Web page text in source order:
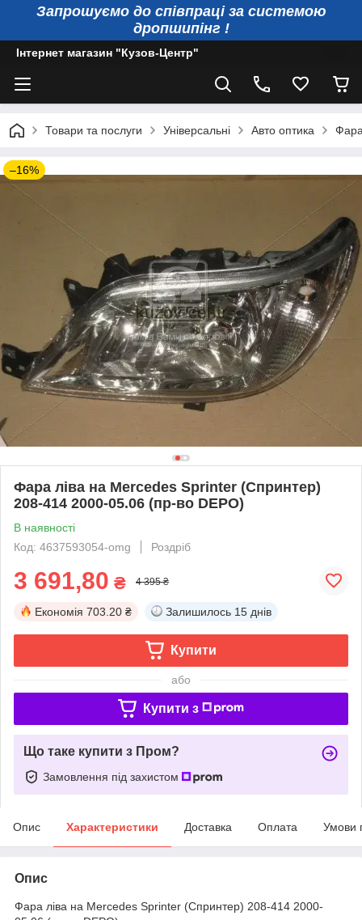
Запрошуємо до співпраці за системою
дропшипінг !
Інтернет магазин "Кузов-Центр"
Товари та послуги Універсальні Авто оптика
–16%
Фара ліва на Mercedes Sprinter (Спринтер)
208-414 2000-05.06 (пр-во DEPO)
В наявності
Код: 4637593054-omg
Роздріб
3 691,80 ₴ 4 395 ₴
Економія 703.20 ₴ Залишилось 15 днів
Купити
або
Купити з
Що таке купити з Пром?
Замовлення під захистом
Опис Характеристики Доставка Оплата Умови
Опис
Фара ліва на Mercedes Sprinter (Спринтер) 208-414 2000-